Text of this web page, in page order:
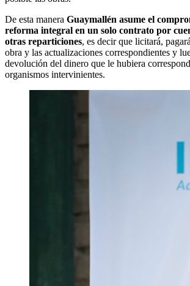
De esta manera Guaymallén asume el
reforma integral en un solo contrato por
otras reparticiones, es decir que licitará,
obra y las actualizaciones correspondientes y
devolución del dinero que le hubiera
organismos intervinientes.